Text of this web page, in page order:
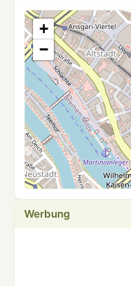
+
−
Werbung